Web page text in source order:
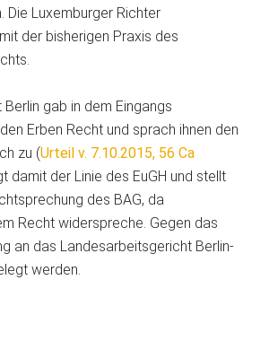
Die Luxemburger Richter
der bisherigen Praxis des
gab in dem Eingangs
Erben Recht und sprach ihnen den
zu (Urteil v. 7.10.2015, 56 Ca
damit der Linie des EuGH und stellt
des BAG, da
Recht widerspreche. Gegen das
an das Landesarbeitsgericht Berlin-
werden.